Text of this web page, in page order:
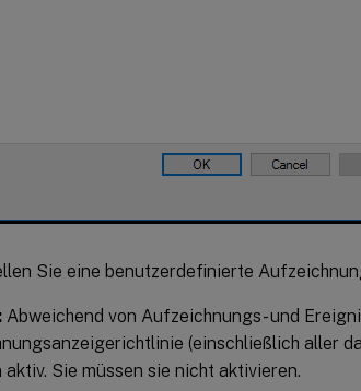
Sie eine benutzerdefinierte
Abweichend von Aufzeichnungs- und
(einschließlich aller
aktiv. Sie müssen sie nicht aktivieren.